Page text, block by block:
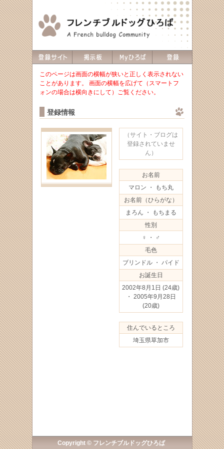
このページは画面の横幅が狭いと正しく表示されない
ことがあります。 画面の横幅を広げて（スマートフ
ォンの場合は横向きにして）ご覧ください。
登録情報
（サイト・ブログは
登録されていませ
ん）
お名前
マロン ・ もち丸
お名前（ひらがな）
まろん ・ もちまる
性別
♀ ・ ♂
毛色
ブリンドル ・ パイド
お誕生日
2002年8月1日 (24歳)
・ 2005年9月28日
(20歳)
住んでいるところ
埼玉県草加市
Copyright © フレンチブルドッグひろば